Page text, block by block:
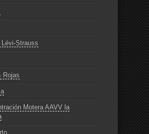
Lévi-Strauss
Rojas
Motera AAVV la